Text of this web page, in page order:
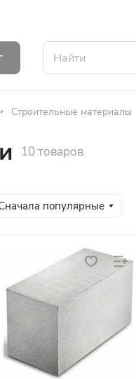
Строительные материалы
10 товаров
популярные